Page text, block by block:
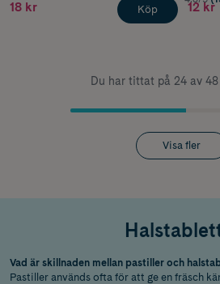
18 kr Köp 12 kr
Du har tittat på 24 av
Visa fler
Vad är skillnaden mellan pastiller och
Pastiller används ofta för att ge en fräsch